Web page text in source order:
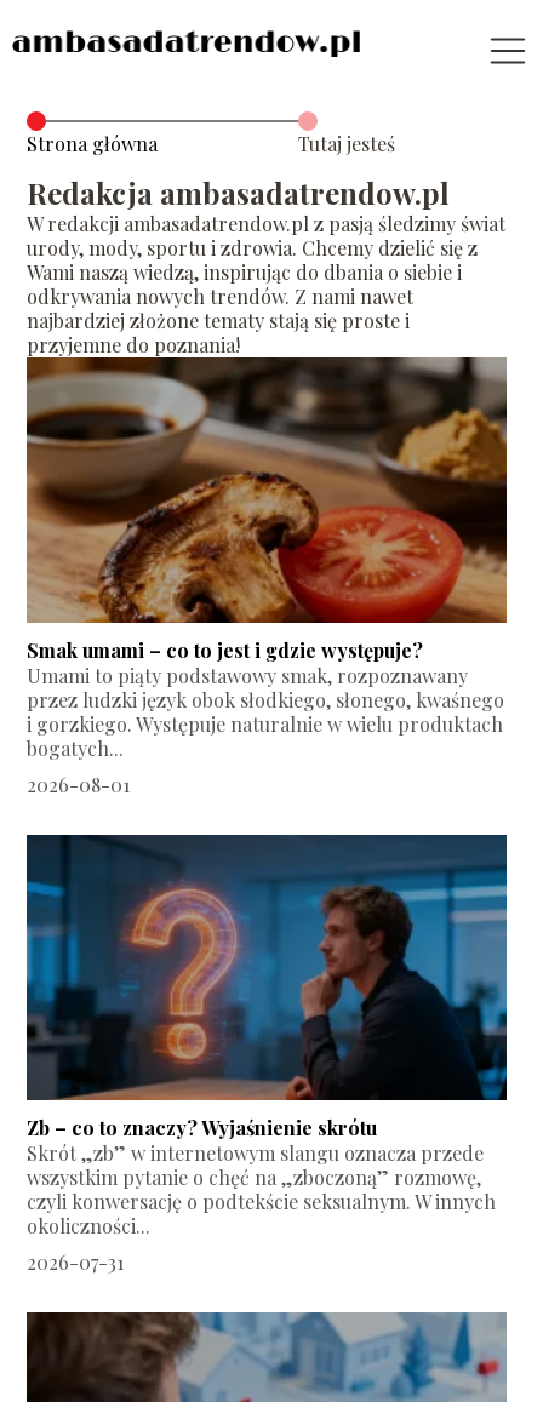
Strona główna Tutaj jesteś
Redakcja ambasadatrendow.pl
W redakcji ambasadatrendow.pl z pasją śledzimy świat
urody, mody, sportu i zdrowia. Chcemy dzielić się z
Wami naszą wiedzą, inspirując do dbania o siebie i
odkrywania nowych trendów. Z nami nawet
najbardziej złożone tematy stają się proste i
przyjemne do poznania!
Smak umami – co to jest i gdzie występuje?
Umami to piąty podstawowy smak, rozpoznawany
przez ludzki język obok słodkiego, słonego, kwaśnego
i gorzkiego. Występuje naturalnie w wielu produktach
bogatych...
2026-08-01
Zb – co to znaczy? Wyjaśnienie skrótu
Skrót „zb” w internetowym slangu oznacza przede
wszystkim pytanie o chęć na „zboczoną” rozmowę,
czyli konwersację o podtekście seksualnym. W innych
okoliczności...
2026-07-31